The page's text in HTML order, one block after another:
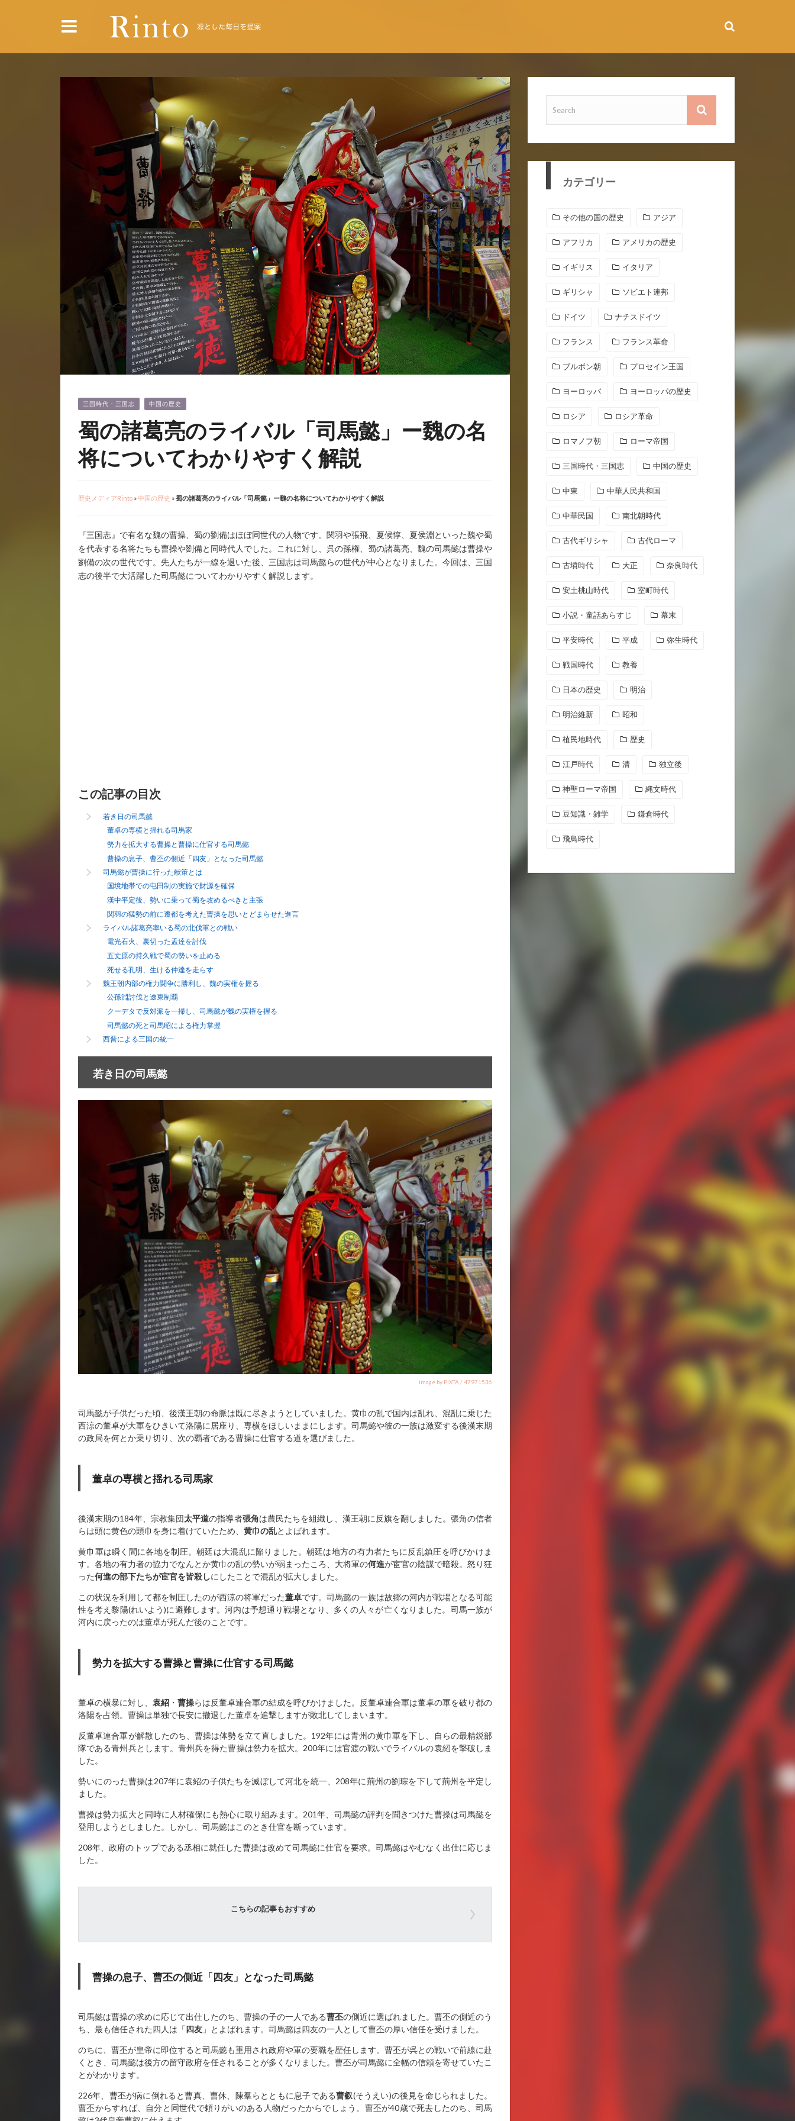
三国時代・三国志 中国の歴史
蜀の諸葛亮のライバル「司馬懿」ー魏の名
将についてわかりやすく解説
歴史メディアRinto »中国の歴史 »蜀の諸葛亮のライバル「司馬懿」ー魏の名将についてわかりやすく解説
『三国志』で有名な魏の曹操、蜀の劉備はほぼ同世代の人物です。関羽や張飛、夏候惇、夏侯淵といった魏や蜀
を代表する名将たちも曹操や劉備と同時代人でした。これに対し、呉の孫権、蜀の諸葛亮、魏の司馬懿は曹操や
劉備の次の世代です。先人たちが一線を退いた後、三国志は司馬懿らの世代が中心となりました。今回は、三国
志の後半で大活躍した司馬懿についてわかりやすく解説します。
この記事の目次
若き日の司馬懿
董卓の専横と揺れる司馬家
勢力を拡大する曹操と曹操に仕官する司馬懿
曹操の息子、曹丕の側近「四友」となった司馬懿
司馬懿が曹操に行った献策とは
国境地帯での屯田制の実施で財源を確保
漢中平定後、勢いに乗って蜀を攻めるべきと主張
関羽の猛勢の前に遷都を考えた曹操を思いとどまらせた進言
ライバル諸葛亮率いる蜀の北伐軍との戦い
電光石火、裏切った孟達を討伐
五丈原の持久戦で蜀の勢いを止める
死せる孔明、生ける仲達を走らす
魏王朝内部の権力闘争に勝利し、魏の実権を握る
公孫淵討伐と遼東制覇
クーデタで反対派を一掃し、司馬懿が魏の実権を握る
司馬懿の死と司馬昭による権力掌握
西晋による三国の統一
若き日の司馬懿
image by PIXTA / 47971536
司馬懿が子供だった頃、後漢王朝の命脈は既に尽きようとしていました。黄巾の乱で国内は乱れ、混乱に乗じた
西涼の董卓が大軍をひきいて洛陽に居座り、専横をほしいままにします。司馬懿や彼の一族は激変する後漢末期
の政局を何とか乗り切り、次の覇者である曹操に仕官する道を選びました。
董卓の専横と揺れる司馬家
後漢末期の184年、宗教集団太平道の指導者張角は農民たちを組織し、漢王朝に反旗を翻しました。張角の信者
らは頭に黄色の頭巾を身に着けていたため、 黄巾の乱とよばれます。
黄巾軍は瞬く間に各地を制圧。朝廷は大混乱に陥りました。朝廷は地方の有力者たちに反乱鎮圧を呼びかけま
す。各地の有力者の協力でなんとか黄巾の乱の勢いが弱まったころ、大将軍の何進が宦官の陰謀で暗殺。怒り狂
った何進の部下たちが宦官を皆殺しにしたことで混乱が拡大しました。
この状況を利用して都を制圧したのが西涼の将軍だった董卓です。司馬懿の一族は故郷の河内が戦場となる可能
性を考え黎陽(れいよう)に避難します。河内は予想通り戦場となり、多くの人々が亡くなりました。司馬一族が
河内に戻ったのは董卓が死んだ後のことです。
勢力を拡大する曹操と曹操に仕官する司馬懿
董卓の横暴に対し、 袁紹 ・ 曹操らは反董卓連合軍の結成を呼びかけました。反董卓連合軍は董卓の軍を破り都の
洛陽を占領。曹操は単独で長安に撤退した董卓を追撃しますが敗北してしまいます。
反董卓連合軍が解散したのち、曹操は体勢を立て直しました。192年には青州の黄巾軍を下し、自らの最精鋭部
隊である青州兵とします。青州兵を得た曹操は勢力を拡大。200年には官渡の戦いでライバルの袁紹を撃破しま
した。
勢いにのった曹操は207年に袁紹の子供たちを滅ぼして河北を統一、208年に荊州の劉琮を下して荊州を平定し
ました。
曹操は勢力拡大と同時に人材確保にも熱心に取り組みます。201年、司馬懿の評判を聞きつけた曹操は司馬懿を
登用しようとしました。しかし、司馬懿はこのとき仕官を断っています。
208年、政府のトップである丞相に就任した曹操は改めて司馬懿に仕官を要求。司馬懿はやむなく出仕に応じま
した。
こちらの記事もおすすめ
曹操の息子、曹丕の側近「四友」となった司馬懿
司馬懿は曹操の求めに応じて出仕したのち、曹操の子の一人である曹丕の側近に選ばれました。曹丕の側近のう
ち、最も信任された四人は「四友 」とよばれます。司馬懿は四友の一人として曹丕の厚い信任を受けました。
のちに、曹丕が皇帝に即位すると司馬懿も重用され政府や軍の要職を歴任します。曹丕が呉との戦いで前線に赴
くとき、司馬懿は後方の留守政府を任されることが多くなりました。曹丕が司馬懿に全幅の信頼を寄せていたこ
とがわかります。
226年、曹丕が病に倒れると曹真、曹休、陳羣らとともに息子である曹叡(そうえい)の後見を命じられました。
曹丕からすれば、自分と同世代で頼りがいのある人物だったからでしょう。曹丕が40歳で死去したのち、司馬
カテゴリー
その他の国の歴史 アジア
アフリカ アメリカの歴史
イギリス イタリア
ギリシャ ソビエト連邦
ドイツ ナチスドイツ
フランス フランス革命
ブルボン朝 プロセイン王国
ヨーロッパ ヨーロッパの歴史
ロシア ロシア革命
ロマノフ朝 ローマ帝国
三国時代・三国志 中国の歴史
中東 中華人民共和国
中華民国 南北朝時代
古代ギリシャ 古代ローマ
古墳時代 大正 奈良時代
安土桃山時代 室町時代
小説・童話あらすじ 幕末
平安時代 平成 弥生時代
戦国時代 教養
日本の歴史 明治
明治維新 昭和
植民地時代 歴史
江戸時代 清 独立後
神聖ローマ帝国 縄文時代
豆知識・雑学 鎌倉時代
飛鳥時代